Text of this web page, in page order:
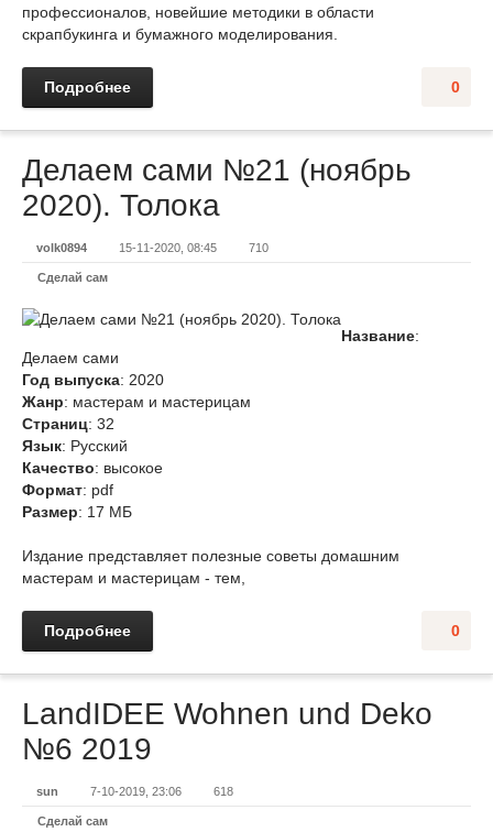
профессионалов, новейшие методики в области
скрапбукинга и бумажного моделирования.
0
Подробнее
Делаем сами №21 (ноябрь
2020). Толока
volk0894 15-11-2020, 08:45 710
Сделай сам
Название:
Делаем сами
Год выпуска: 2020
Жанр: мастерам и мастерицам
Страниц: 32
Язык: Русский
Качество: высокое
Формат: pdf
Размер: 17 МБ
Издание представляет полезные советы домашним
мастерам и мастерицам - тем,
0
Подробнее
LandIDEE Wohnen und Deko
№6 2019
sun 7-10-2019, 23:06 618
Сделай сам